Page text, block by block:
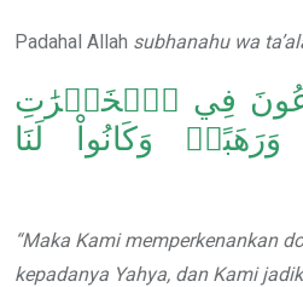
Padahal Allah subhanahu wa
فِي ٱلۡخَيۡرَٰتِ
وَرَهَبًاۖ وَكَانُواْ لَنَا
“Maka Kami memperkenankan
kepadanya Yahya, dan Kami